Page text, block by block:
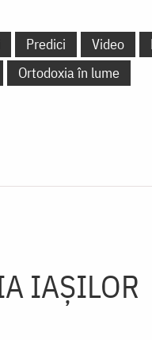
Predici Video
Ortodoxia în lume
IAŞILOR